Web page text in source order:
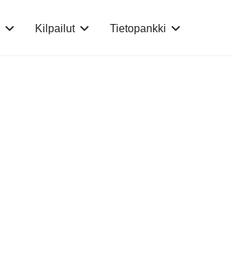
Kilpailut Tietopankki